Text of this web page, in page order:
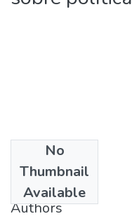
No
Thumbnail
Available
1978
Authors